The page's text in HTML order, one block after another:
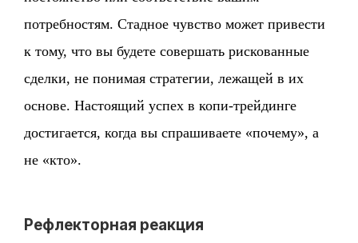
потребностям. Стадное чувство может привести
к тому, что вы будете совершать рискованные
сделки, не понимая стратегии, лежащей в их
основе. Настоящий успех в копи-трейдинге
достигается, когда вы спрашиваете «почему», а
не «кто».
Рефлекторная реакция